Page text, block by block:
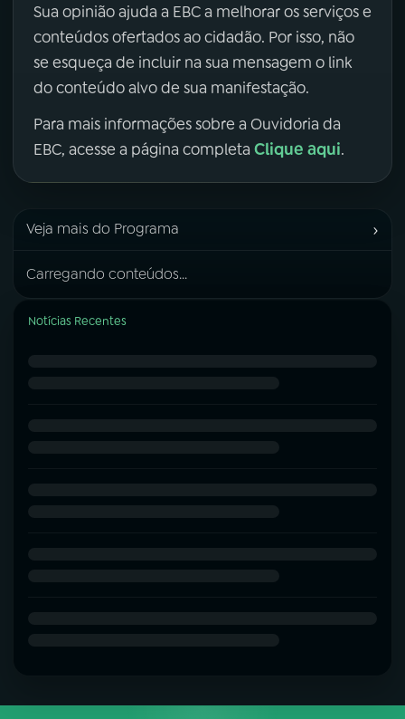
Sua opinião ajuda a EBC a melhorar os serviços e
conteúdos ofertados ao cidadão. Por isso, não
se esqueça de incluir na sua mensagem o link
do conteúdo alvo de sua manifestação.
Para mais informações sobre a Ouvidoria da
EBC, acesse a página completa Clique aqui.
Veja mais do Programa ›
Carregando conteúdos...
Notícias Recentes